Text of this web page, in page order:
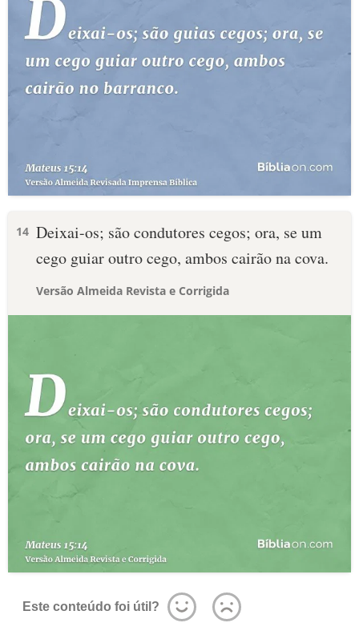
14 Deixai-os; são condutores cegos; ora, se um
cego guiar outro cego, ambos cairão na cova.
Versão Almeida Revista e Corrigida
Este conteúdo foi útil?